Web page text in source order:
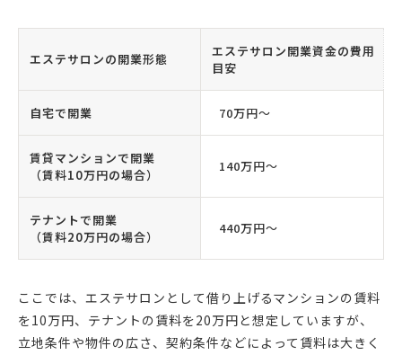
エステサロンの開業形態
エステサロン開業資金の費用
目安
自宅で開業 70万円〜
賃貸マンションで開業
（賃料10万円の場合）
140万円〜
テナントで開業
（賃料20万円の場合）
440万円〜
ここでは、エステサロンとして借り上げるマンションの賃料
を10万円、テナントの賃料を20万円と想定していますが、
立地条件や物件の広さ、契約条件などによって賃料は大きく